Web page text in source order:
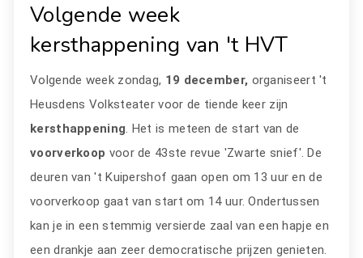
Volgende week
kersthappening van 't HVT
Volgende week zondag, 19 december, organiseert 't
Heusdens Volksteater voor de tiende keer zijn
kersthappening. Het is meteen de start van de
voorverkoop voor de 43ste revue 'Zwarte snief'. De
deuren van 't Kuipershof gaan open om 13 uur en de
voorverkoop gaat van start om 14 uur. Ondertussen
kan je in een stemmig versierde zaal van een hapje en
een drankje aan zeer democratische prijzen genieten.